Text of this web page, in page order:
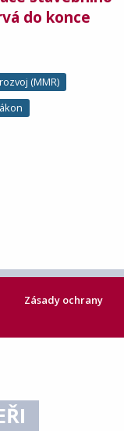
do konce
(MMR)
Zásady ochrany